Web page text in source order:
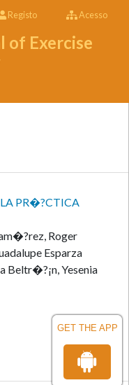
GET THE APP
Registo Acesso
of Exercise
PR�?CTICA
Roger
Esparza
Beltr�?¡n, Yesenia